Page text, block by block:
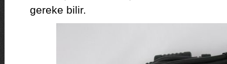
gereke bilir.